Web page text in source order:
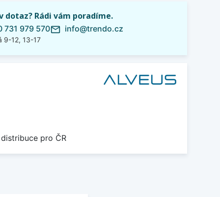
dotaz? Rádi vám poradíme.
731 979 570
9-12, 13-17
mail_outline info@trendo.cz
pro ČR